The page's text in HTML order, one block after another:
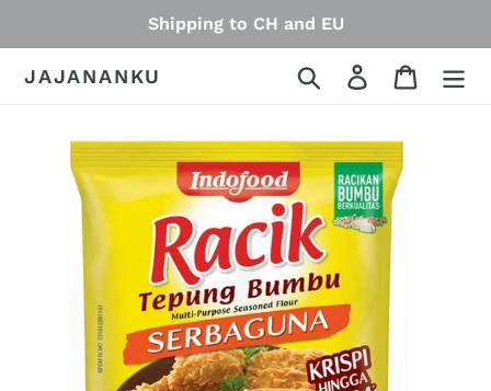
Shipping to CH and EU
JAJANANKU Search Log in Cart